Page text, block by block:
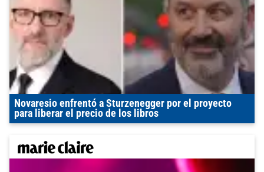
Novaresio enfrentó a Sturzenegger por el proyecto
para liberar el precio de los libros